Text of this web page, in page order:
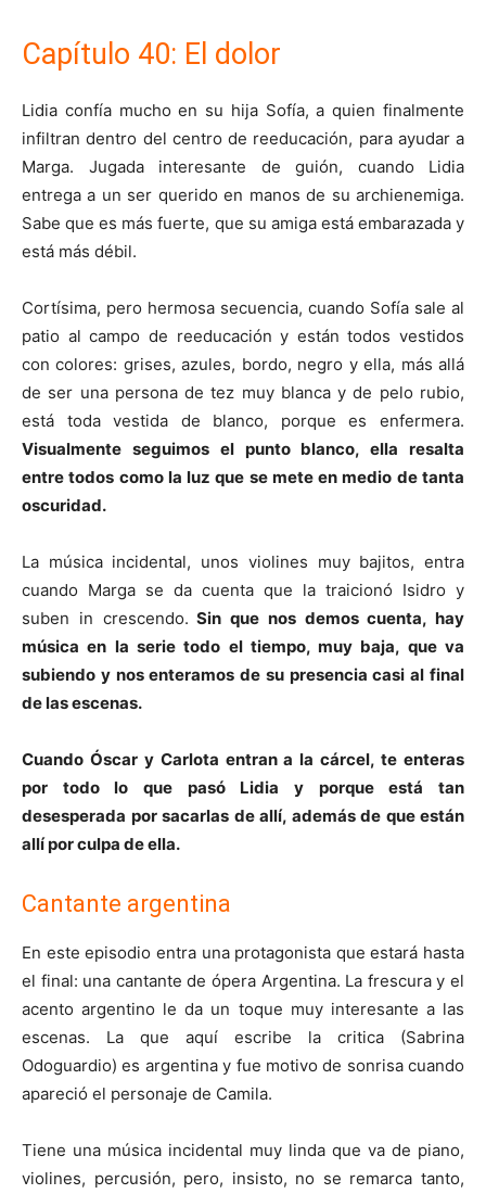
Capítulo 40: El dolor
Lidia confía mucho en su hija Sofía, a quien finalmente
infiltran dentro del centro de reeducación, para ayudar a
Marga. Jugada interesante de guión, cuando Lidia
entrega a un ser querido en manos de su archienemiga.
Sabe que es más fuerte, que su amiga está embarazada y
está más débil.
Cortísima, pero hermosa secuencia, cuando Sofía sale al
patio al campo de reeducación y están todos vestidos
con colores: grises, azules, bordo, negro y ella, más allá
de ser una persona de tez muy blanca y de pelo rubio,
está toda vestida de blanco, porque es enfermera.
Visualmente seguimos el punto blanco, ella resalta
entre todos como la luz que se mete en medio de tanta
oscuridad.
La música incidental, unos violines muy bajitos, entra
cuando Marga se da cuenta que la traicionó Isidro y
suben in crescendo. Sin que nos demos cuenta, hay
música en la serie todo el tiempo, muy baja, que va
subiendo y nos enteramos de su presencia casi al final
de las escenas.
Cuando Óscar y Carlota entran a la cárcel, te enteras
por todo lo que pasó Lidia y porque está tan
desesperada por sacarlas de allí, además de que están
allí por culpa de ella.
Cantante argentina
En este episodio entra una protagonista que estará hasta
el final: una cantante de ópera Argentina. La frescura y el
acento argentino le da un toque muy interesante a las
escenas. La que aquí escribe la critica (Sabrina
Odoguardio) es argentina y fue motivo de sonrisa cuando
apareció el personaje de Camila.
Tiene una música incidental muy linda que va de piano,
violines, percusión, pero, insisto, no se remarca tanto,